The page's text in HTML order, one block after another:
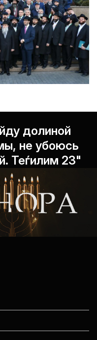
долиной
не убоюсь
Теѓилим 23"